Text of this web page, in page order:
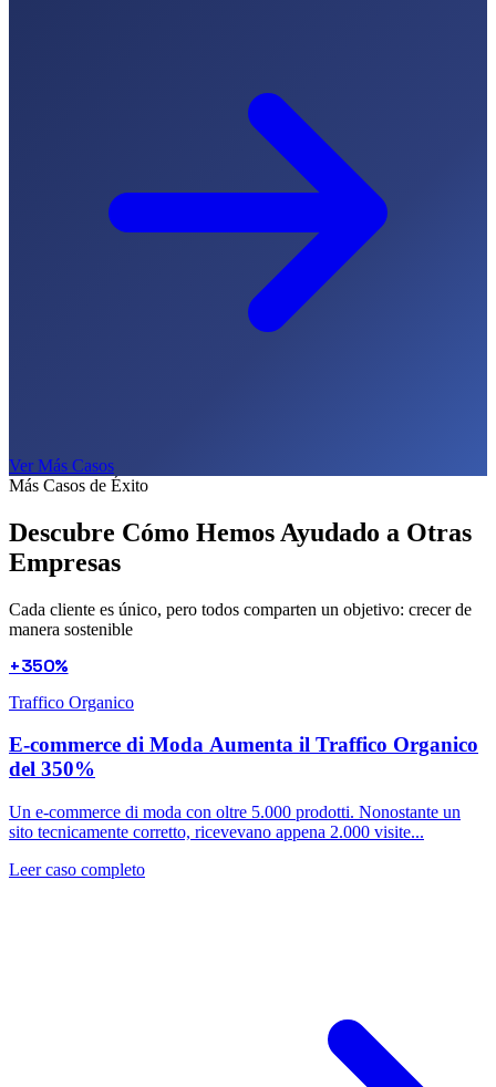
Ver Más Casos
Más Casos de Éxito
Descubre Cómo Hemos Ayudado a Otras
Empresas
Cada cliente es único, pero todos comparten un objetivo: crecer de
manera sostenible
+350%
Traffico Organico
E-commerce di Moda Aumenta il Traffico Organico
del 350%
Un e-commerce di moda con oltre 5.000 prodotti. Nonostante un
sito tecnicamente corretto, ricevevano appena 2.000 visite...
Leer caso completo